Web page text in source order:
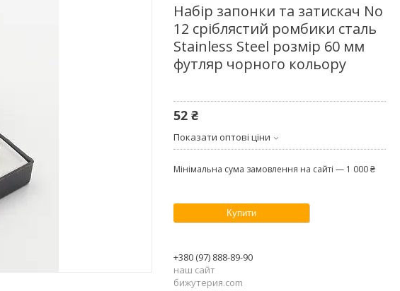
Набір запонки та затискач No
12 сріблястий ромбики сталь
Stainless Steel розмір 60 мм
футляр чорного кольору
52 ₴
Показати оптові ціни
Мінімальна сума замовлення на сайті — 1 000 ₴
Купити
+380 (97) 888-89-90
наш сайт
бижутерия.com